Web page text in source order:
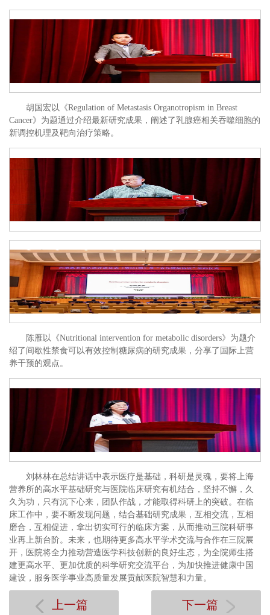
胡国宏以《Regulation of Metastasis Organotropism in Breast
Cancer》为题通过介绍最新研究成果，阐述了乳腺癌相关吞噬细胞的
新调控机理及靶向治疗策略。
陈雁以《Nutritional intervention for metabolic disorders》为题介
绍了间歇性禁食可以有效控制糖尿病的研究成果，分享了国际上营
养干预的观点。
刘林林在总结讲话中表示医疗是基础，科研是灵魂，要将上海
营养所的高水平基础研究与医院临床研究有机结合，坚持不懈，久
久为功，只有沉下心来，团队作战，才能取得科研上的突破。在临
床工作中，要不断发现问题，结合基础研究成果，互相交流，互相
磨合，互相促进，拿出切实可行的临床方案，从而推动三院科研事
业再上新台阶。未来，也期待更多高水平学术交流与合作在三院展
开，医院将全力推动营造医学科技创新的良好生态，为全院师生搭
建更高水平、更加优质的科学研究交流平台，为加快推进健康中国
建设，服务医学事业高质量发展贡献医院智慧和力量。
上一篇 下一篇